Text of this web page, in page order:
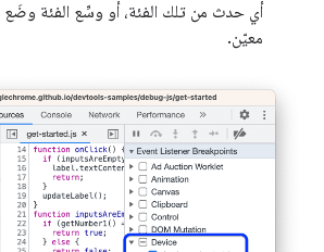
أي حدث من تلك الفئة، أو وسِّع الفئة
معيّن.